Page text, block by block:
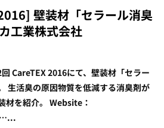
壁装材「セラール消臭
工業株式会社
CareTEX 2016にて、​壁装材「セラー
生活臭の原因物質を低減する消臭剤が
材を紹介。 Website：